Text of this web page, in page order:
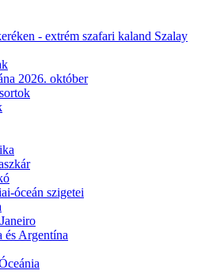
- extrém szafari kaland Szalay
2026. október
óceán szigetei
és Argentína